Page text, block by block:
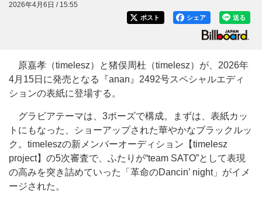
2026年4月6日 / 15:55
送る
シェア
ポスト
原嘉孝（timelesz）と猪俣周杜（timelesz）が、2026年
4月15日に発売となる『anan』2492号スペシャルエディ
ションの表紙に登場する。
グラビアテーマは、3ポーズで構成。まずは、表紙カッ
トにもなった、ショーアップされた華やかなブラックルッ
ク。timeleszの新メンバーオーディション【timelesz
project】の5次審査で、ふたりが“team SATO”として表現
の高みを突き詰めていった「革命のDancin’ night」がイメ
ージされた。